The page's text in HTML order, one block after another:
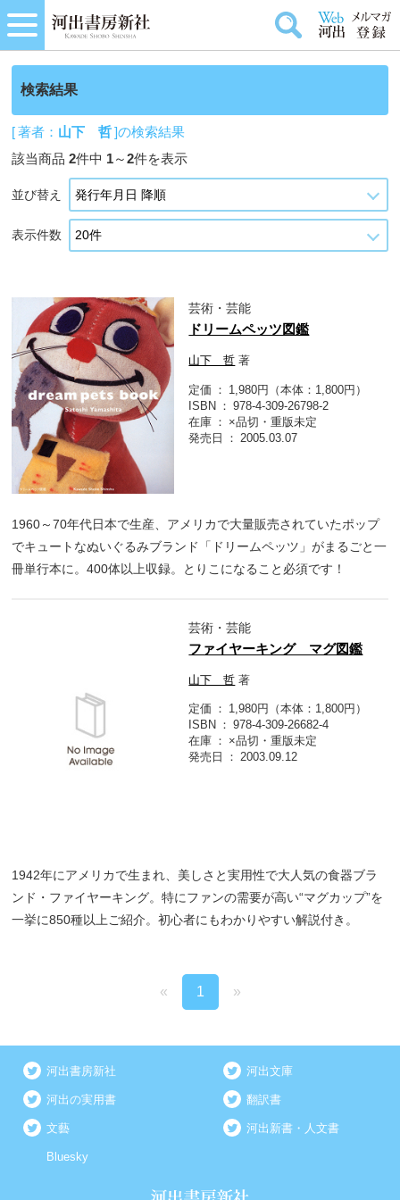
検索結果
[ 著者： 山下 哲]の検索結果
該当商品2件中 1～2件を表示
並び替え
表示件数
芸術・芸能
ドリームペッツ図鑑
山下 哲 著
定価
1,980円（本体：1,800円）
ISBN
978-4-309-26798-2
在庫
×品切・重版未定
発売日
2005.03.07
1960～70年代日本で生産、アメリカで大量販売されていたポップ
でキュートなぬいぐるみブランド「ドリームペッツ」がまるごと一
冊単行本に。400体以上収録。とりこになること必須です！
芸術・芸能
ファイヤーキング マグ図鑑
山下 哲 著
定価
1,980円（本体：1,800円）
ISBN
978-4-309-26682-4
在庫
×品切・重版未定
発売日
2003.09.12
1942年にアメリカで生まれ、美しさと実用性で大人気の食器ブラ
ンド・ファイヤーキング。特にファンの需要が高い“マグカップ”を
一挙に850種以上ご紹介。初心者にもわかりやすい解説付き。
« 1 »
河出書房新社 河出文庫
河出の実用書 翻訳書
文藝 河出新書・人文書
Bluesky